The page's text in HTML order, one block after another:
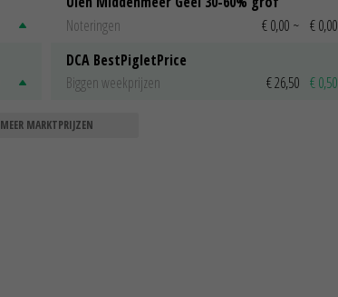
Noteringen
€ 0,00 ~ € 0,00
DCA BestPigletPrice
Biggen weekprijzen
€ 26,50 € 0,50
MEER MARKTPRIJZEN